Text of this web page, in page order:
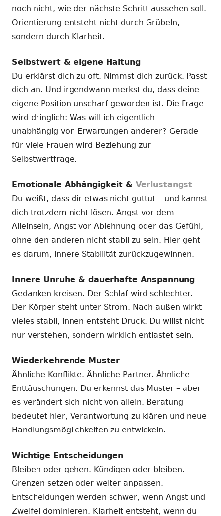
noch nicht, wie der nächste Schritt aussehen soll.
Orientierung entsteht nicht durch Grübeln,
sondern durch Klarheit.
Selbstwert & eigene Haltung
Du erklärst dich zu oft. Nimmst dich zurück. Passt
dich an. Und irgendwann merkst du, dass deine
eigene Position unscharf geworden ist. Die Frage
wird dringlich: Was will ich eigentlich –
unabhängig von Erwartungen anderer? Gerade
für viele Frauen wird Beziehung zur
Selbstwertfrage.
Emotionale Abhängigkeit & Verlustangst
Du weißt, dass dir etwas nicht guttut – und kannst
dich trotzdem nicht lösen. Angst vor dem
Alleinsein, Angst vor Ablehnung oder das Gefühl,
ohne den anderen nicht stabil zu sein. Hier geht
es darum, innere Stabilität zurückzugewinnen.
Innere Unruhe & dauerhafte Anspannung
Gedanken kreisen. Der Schlaf wird schlechter.
Der Körper steht unter Strom. Nach außen wirkt
vieles stabil, innen entsteht Druck. Du willst nicht
nur verstehen, sondern wirklich entlastet sein.
Wiederkehrende Muster
Ähnliche Konflikte. Ähnliche Partner. Ähnliche
Enttäuschungen. Du erkennst das Muster – aber
es verändert sich nicht von allein. Beratung
bedeutet hier, Verantwortung zu klären und neue
Handlungsmöglichkeiten zu entwickeln.
Wichtige Entscheidungen
Bleiben oder gehen. Kündigen oder bleiben.
Grenzen setzen oder weiter anpassen.
Entscheidungen werden schwer, wenn Angst und
Zweifel dominieren. Klarheit entsteht, wenn du